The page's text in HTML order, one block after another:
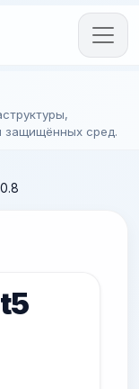
защищённых сред.
0.8